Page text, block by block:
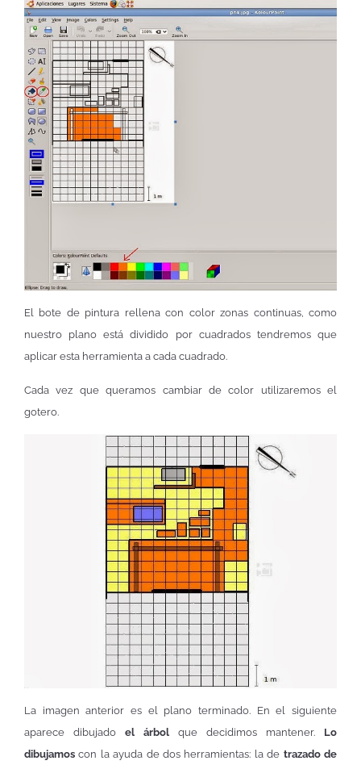
El bote de pintura rellena con color zonas continuas, como
nuestro plano está dividido por cuadrados tendremos que
aplicar esta herramienta a cada cuadrado.
Cada vez que queramos cambiar de color utilizaremos el
gotero.
La imagen anterior es el plano terminado. En el siguiente
aparece dibujado el árbol que decidimos mantener. Lo
dibujamos con la ayuda de dos herramientas: la de trazado de